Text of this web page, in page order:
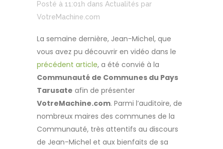
Posté à 11:01h dans Actualités par
VotreMachine.com
La semaine dernière, Jean-Michel, que
vous avez pu découvrir en vidéo dans le
précédent article, a été convié à la
Communauté de Communes du Pays
Tarusate afin de présenter
VotreMachine.com. Parmi l’auditoire, de
nombreux maires des communes de la
Communauté, très attentifs au discours
de Jean-Michel et aux bienfaits de sa